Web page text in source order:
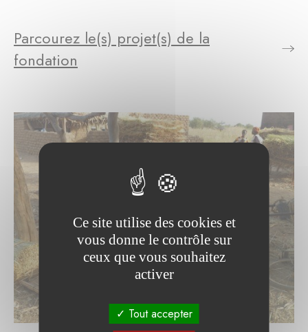
Parcourez le(s) projet(s) de la
fondation
Ce site utilise des cookies et
vous donne le contrôle sur
ceux que vous souhaitez
activer
Tout accepter